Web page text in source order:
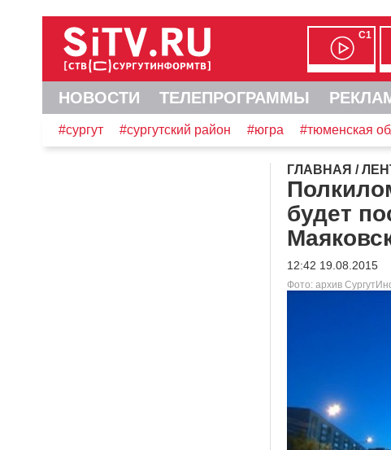
С1
НОВОСТИ ТЕЛЕПРОГРАММЫ
#сургут #сургутский район #югра #тюменская
ГЛАВНАЯ /
будет
12:42 19.08.2015
Фото: архив